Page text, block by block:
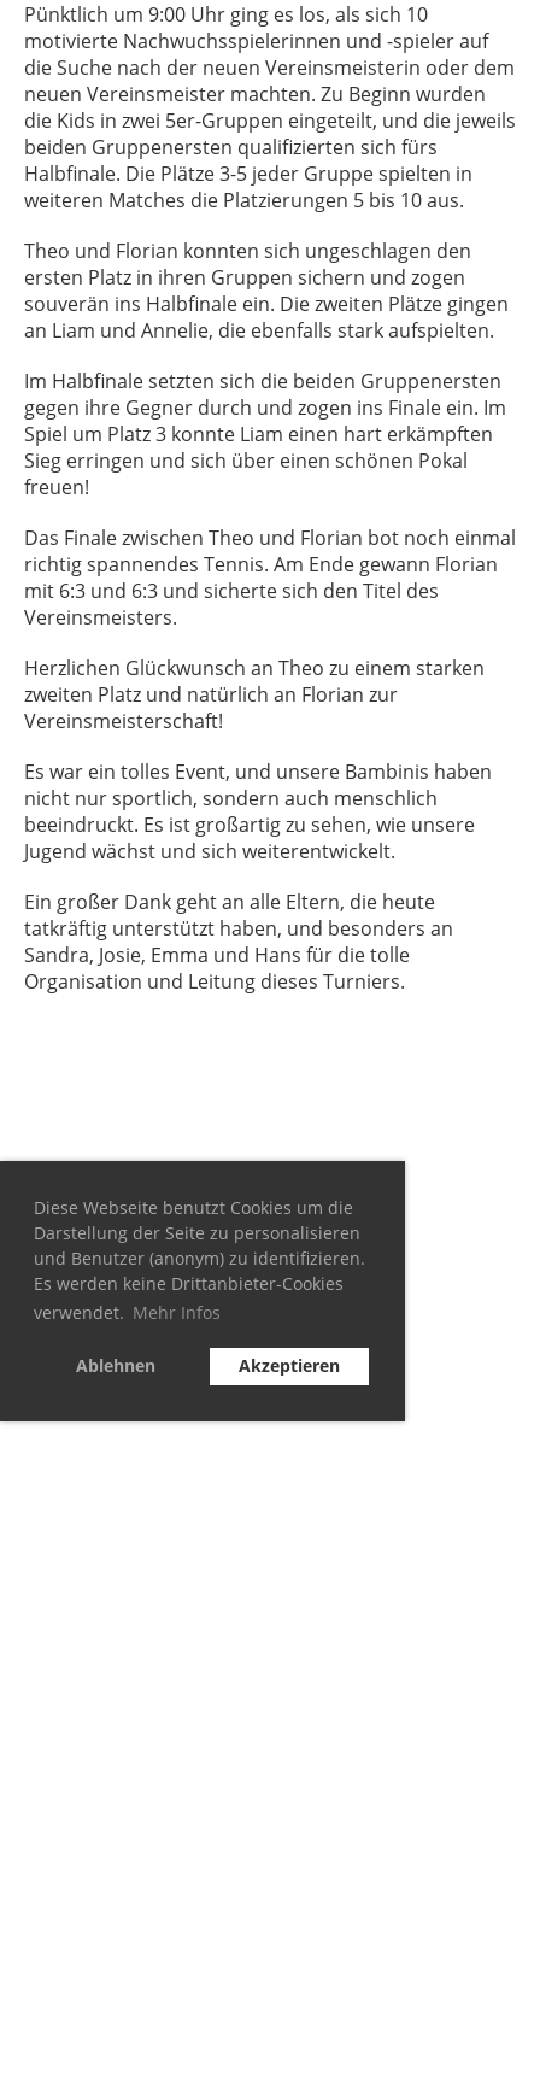
Diese Webseite benutzt Cookies um die
Darstellung der Seite zu personalisieren
und Benutzer (anonym) zu identifizieren.
Es werden keine Drittanbieter-Cookies
verwendet. Mehr Infos
Ablehnen Akzeptieren
Pünktlich um 9:00 Uhr ging es los, als sich 10
motivierte Nachwuchsspielerinnen und -spieler auf
die Suche nach der neuen Vereinsmeisterin oder dem
neuen Vereinsmeister machten. Zu Beginn wurden
die Kids in zwei 5er-Gruppen eingeteilt, und die jeweils
beiden Gruppenersten qualifizierten sich fürs
Halbfinale. Die Plätze 3-5 jeder Gruppe spielten in
weiteren Matches die Platzierungen 5 bis 10 aus.
Theo und Florian konnten sich ungeschlagen den
ersten Platz in ihren Gruppen sichern und zogen
souverän ins Halbfinale ein. Die zweiten Plätze gingen
an Liam und Annelie, die ebenfalls stark aufspielten.
Im Halbfinale setzten sich die beiden Gruppenersten
gegen ihre Gegner durch und zogen ins Finale ein. Im
Spiel um Platz 3 konnte Liam einen hart erkämpften
Sieg erringen und sich über einen schönen Pokal
freuen!
Das Finale zwischen Theo und Florian bot noch einmal
richtig spannendes Tennis. Am Ende gewann Florian
mit 6:3 und 6:3 und sicherte sich den Titel des
Vereinsmeisters.
Herzlichen Glückwunsch an Theo zu einem starken
zweiten Platz und natürlich an Florian zur
Vereinsmeisterschaft!
Es war ein tolles Event, und unsere Bambinis haben
nicht nur sportlich, sondern auch menschlich
beeindruckt. Es ist großartig zu sehen, wie unsere
Jugend wächst und sich weiterentwickelt.
Ein großer Dank geht an alle Eltern, die heute
tatkräftig unterstützt haben, und besonders an
Sandra, Josie, Emma und Hans für die tolle
Organisation und Leitung dieses Turniers.